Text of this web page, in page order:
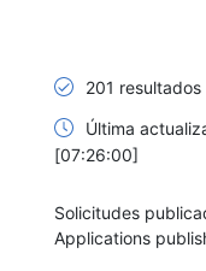
201 resultados
Última
[07:26:00]
Solicitudes
Applications